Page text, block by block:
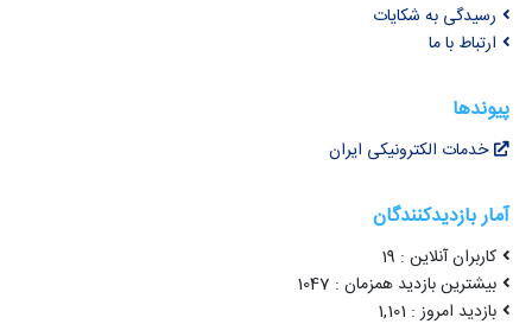
رسیدگی به شکایات
ارتباط با ما
پیوندها
خدمات الکترونیکی ایران
آمار بازدیدکنندگان
کاربران آنلاین : 19
بیشترین بازدید همزمان : 1047
بازدید امروز : 1,101